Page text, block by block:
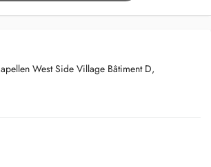
West Side Village Bâtiment D,